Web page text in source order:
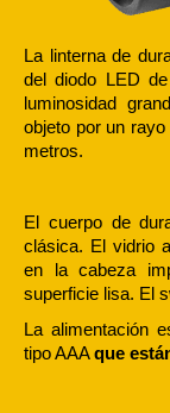
La linterna de
del diodo LED
luminosidad
objeto por un
metros.
El cuerpo de
clásica. El vidrio
en la cabeza
superficie lisa. El
La alimentación
tipo AAAque